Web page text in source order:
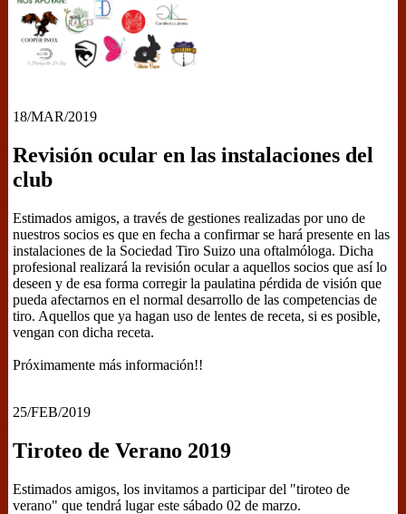
18/MAR/2019
Revisión ocular en las instalaciones del
club
Estimados amigos, a través de gestiones realizadas por uno de
nuestros socios es que en fecha a confirmar se hará presente en las
instalaciones de la Sociedad Tiro Suizo una oftalmóloga. Dicha
profesional realizará la revisión ocular a aquellos socios que así lo
deseen y de esa forma corregir la paulatina pérdida de visión que
pueda afectarnos en el normal desarrollo de las competencias de
tiro. Aquellos que ya hagan uso de lentes de receta, si es posible,
vengan con dicha receta.
Próximamente más información!!
25/FEB/2019
Tiroteo de Verano 2019
Estimados amigos, los invitamos a participar del "tiroteo de
verano" que tendrá lugar este sábado 02 de marzo.